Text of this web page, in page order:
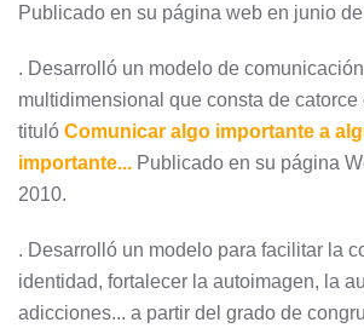
Publicado en su página web en junio
. Desarrolló un modelo de
multidimensional que consta de catorce
tituló Comunicar algo importante a
importante... Publicado en su página
2010.
. Desarrolló un modelo para facilitar la
identidad, fortalecer la autoimagen, la
adicciones... a partir del grado de